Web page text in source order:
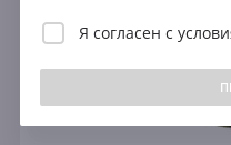
Я согласен с